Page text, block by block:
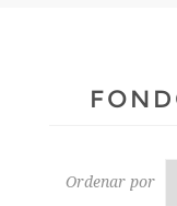
Ordenar por